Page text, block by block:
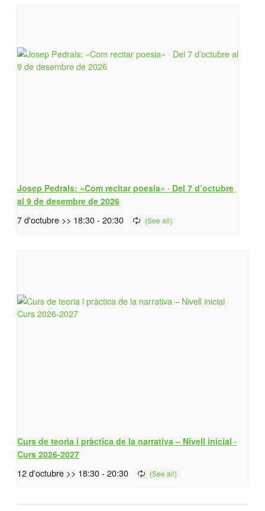
Josep Pedrals: «Com recitar poesia» · Del 7 d’octubre
al 9 de desembre de 2026
7 d'octubre >> 18:30- 20:30
Curs de teoria i pràctica de la narrativa – Nivell inicial ·
Curs 2026-2027
12 d'octubre >> 18:30- 20:30